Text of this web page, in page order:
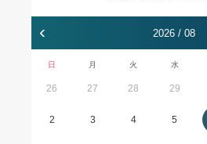
‹ 2026 / 08
日 月 火 水
26 27 28 29
2 3 4 5